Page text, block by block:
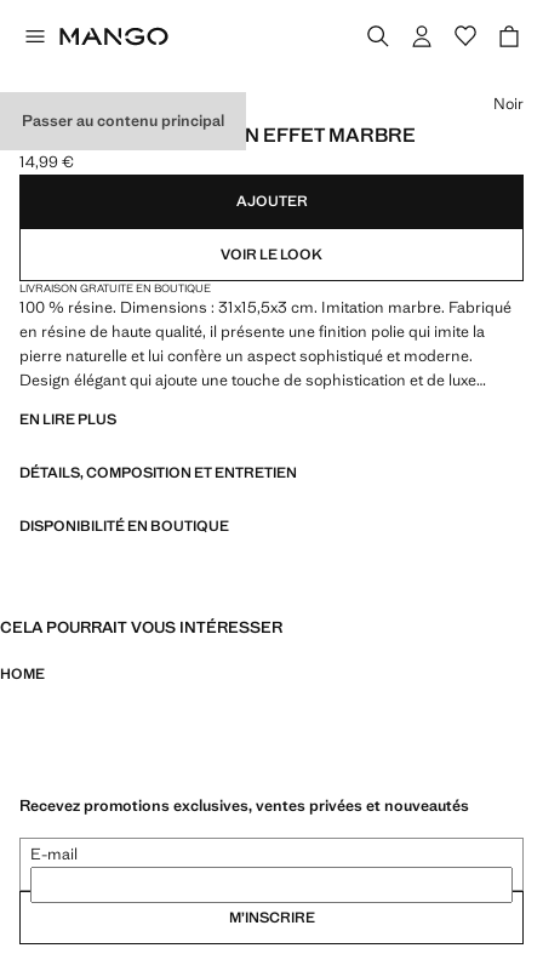
Passer au contenu principal
PLATEAU SALLE DE BAIN EFFET MARBRE
Prix actuel [14,99 € ]
14,99 €
Choisissez une couleur
Noir
AJOUTER
VOIR LE LOOK
LIVRAISON GRATUITE EN BOUTIQUE
100 % résine. Dimensions : 31x15,5x3 cm. Imitation marbre. Fabriqué
en résine de haute qualité, il présente une finition polie qui imite la
pierre naturelle et lui confère un aspect sophistiqué et moderne.
Design élégant qui ajoute une touche de sophistication et de luxe
agréable. À combiner avec d’autres articles de la collection. Crée une
combine avec d'autres articles de la collection. Produit en solde
15.0x3.0x31.0 cm (Long x Grand x Large)
EN LIRE PLUS
DÉTAILS, COMPOSITION ET ENTRETIEN
DISPONIBILITÉ EN BOUTIQUE
CELA POURRAIT VOUS INTÉRESSER
HOME
Recevez promotions exclusives, ventes privées et nouveautés
E-mail
M’INSCRIRE